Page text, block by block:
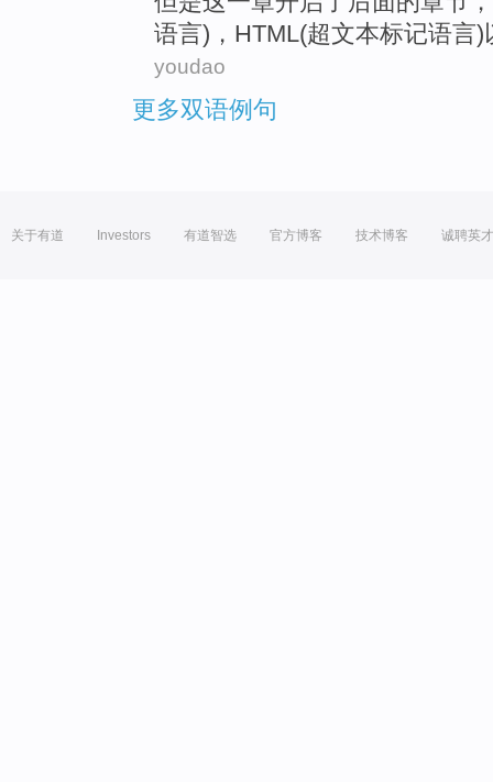
语言)， HTML(超文本标记语言)
youdao
更多双语例句
关于有道 Investors 有道智选 官方博客 技术博客 诚聘英才